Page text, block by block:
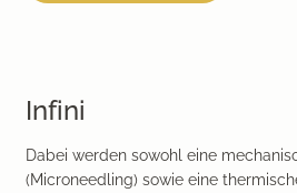
Infini
Dabei werden sowohl eine
(Microneedling) sowie eine